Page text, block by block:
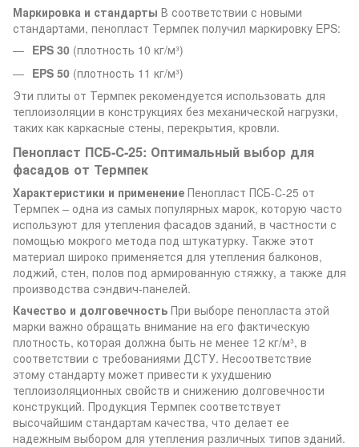
Маркировка и стандарты В соответствии с новыми
стандартами, пенопласт Термпек получил маркировку EPS:
EPS 30 (плотность 10 кг/м³)
EPS 50 (плотность 11 кг/м³)
Эти плиты от Термпек рекомендуется использовать для
теплоизоляции в конструкциях без механической нагрузки,
таких как каркасные стены, перекрытия, кровли.
Пенопласт ПСБ-С-25: Оптимальный выбор для
фасадов от Термпек
Характеристики и применение Пенопласт ПСБ-С-25 от
Термпек – одна из самых популярных марок, которую часто
используют для утепления фасадов зданий, в частности с
помощью мокрого метода под штукатурку. Также этот
материал широко применяется для утепления балконов,
лоджий, стен, полов под армированную стяжку, а также для
производства сэндвич-панелей.
Качество и долговечность При выборе пенопласта этой
марки важно обращать внимание на его фактическую
плотность, которая должна быть не менее 12 кг/м³, в
соответствии с требованиями ДСТУ. Несоответствие
этому стандарту может привести к ухудшению
теплоизоляционных свойств и снижению долговечности
конструкций. Продукция Термпек соответствует
высочайшим стандартам качества, что делает ее
надежным выбором для утепления различных типов зданий.